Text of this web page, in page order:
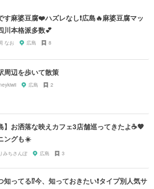
す麻婆豆腐❤️ハズレなし❗️広島🔥麻婆豆腐マッ
川本格派多数💕
なお 広島 8
周辺を歩いて散策
広島 2
】お洒落な映えカフェ3店舗巡ってきたよ☕️🧡
ングも☀️
みちさんぽ 広島 3
知ってる⁉️今、知っておきたい❗️タイプ別人気サ